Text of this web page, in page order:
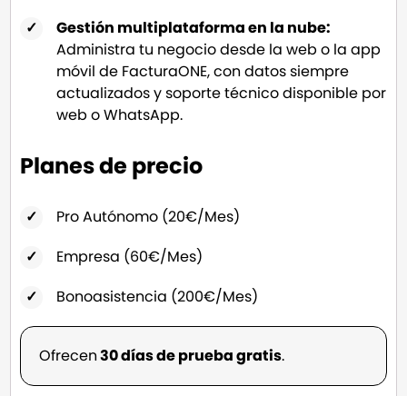
Gestión multiplataforma en la nube:
Administra tu negocio desde la web o la app
móvil de FacturaONE, con datos siempre
actualizados y soporte técnico disponible por
web o WhatsApp.
Planes de precio
Pro Autónomo (20€/Mes)
Empresa (60€/Mes)
Bonoasistencia (200€/Mes)
Ofrecen30 días de prueba gratis.